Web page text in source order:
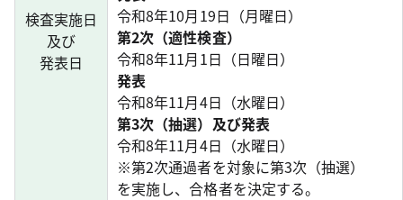
検査実施日
及び
発表日
令和8年10月19日（月曜日）
第2次（適性検査）
令和8年11月1日（日曜日）
発表
令和8年11月4日（水曜日）
第3次（抽選）及び発表
令和8年11月4日（水曜日）
※第2次通過者を対象に第3次（抽選）
を実施し、合格者を決定する。